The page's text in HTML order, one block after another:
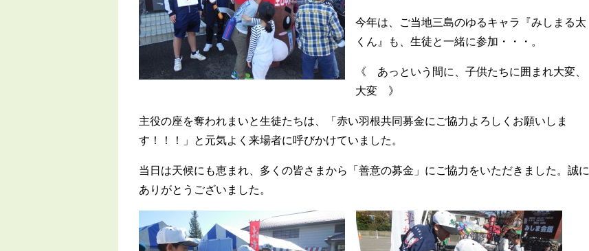
今年は、ご当地三島のゆるキャラ『みしまる太
くん』も、生徒と一緒に参加・・・。
《 あっという間に、子供たちに囲まれ大変、
大変 》
主役の座を奪われまいと生徒たちは、「赤い羽根共同募金にご協力よろしくお願いしま
す ！！！ 」と元気よく来場者に呼びかけていました。
当日は天候にも恵まれ、多くの皆さまから「善意の募金」にご協力をいただきました。誠に
ありがとうございました。